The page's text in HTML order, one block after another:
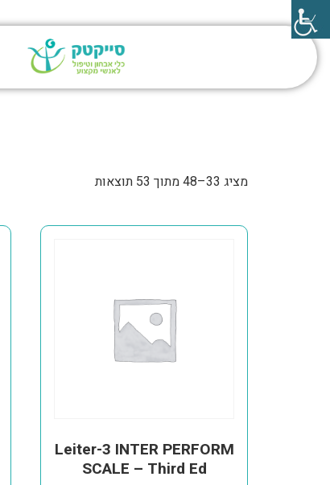
מציג 33–48 מתוך 53 תוצאות
Leiter-3 INTER PERFORM
SCALE – Third Ed